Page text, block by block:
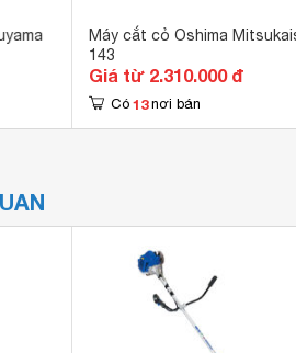
Máy cắt cỏ Oshima
143
Giá từ 2.310.000 đ
Có 13 nơi bán